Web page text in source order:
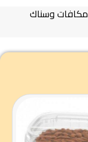
مكافات وسناك